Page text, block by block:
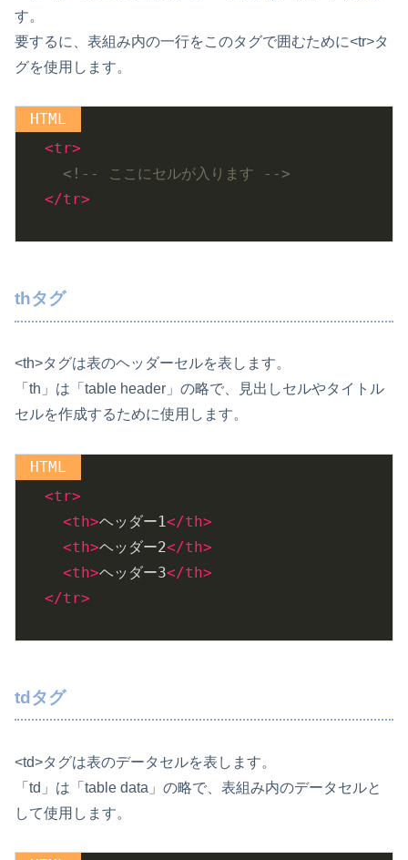
す。
要するに、表組み内の一行をこのタグで囲むために<tr>タ
グを使用します。
<tr>
<!-- ここにセルが入ります -->
</tr>
thタグ
<th>タグは表のヘッダーセルを表します。
「th」は「table header」の略で、見出しセルやタイトル
セルを作成するために使用します。
<tr>
<th>ヘッダー1</th>
<th>ヘッダー2</th>
<th>ヘッダー3</th>
</tr>
tdタグ
<td>タグは表のデータセルを表します。
「td」は「table data」の略で、表組み内のデータセルと
して使用します。